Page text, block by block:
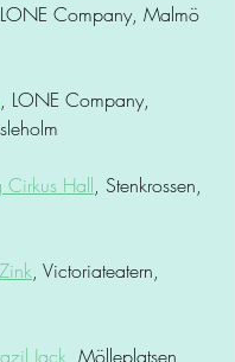
LONE Company, Malmö
, LONE Company,
Hall, Stenkrossen,
, Victoriateatern,
Jack , Mölleplatsen,